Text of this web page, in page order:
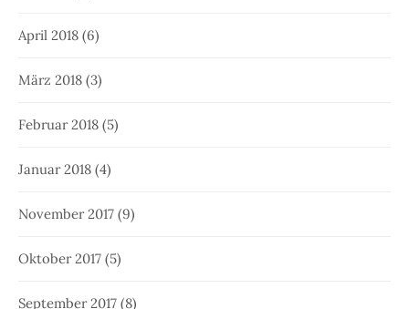
April 2018 (6)
März 2018 (3)
Februar 2018 (5)
Januar 2018 (4)
November 2017 (9)
Oktober 2017 (5)
September 2017 (8)